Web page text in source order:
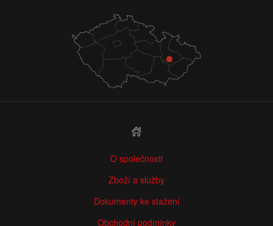
O společnosti
Zboží a služby
Dokumenty ke stažení
Obchodní podmínky